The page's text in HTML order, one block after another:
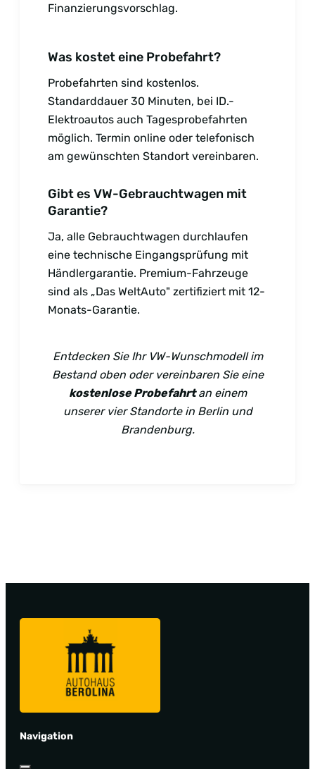
Finanzierungsvorschlag.
Was kostet eine Probefahrt?
Probefahrten sind kostenlos.
Standarddauer 30 Minuten, bei ID.-
Elektroautos auch Tagesprobefahrten
möglich. Termin online oder telefonisch
am gewünschten Standort vereinbaren.
Gibt es VW-Gebrauchtwagen mit
Garantie?
Ja, alle Gebrauchtwagen durchlaufen
eine technische Eingangsprüfung mit
Händlergarantie. Premium-Fahrzeuge
sind als „Das WeltAuto" zertifiziert mit 12-
Monats-Garantie.
Entdecken Sie Ihr VW-Wunschmodell im
Bestand oben oder vereinbaren Sie eine
kostenlose Probefahrtan einem
unserer vier Standorte in Berlin und
Brandenburg.
Navigation